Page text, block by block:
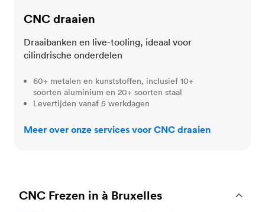
CNC draaien
Draaibanken en live-tooling, ideaal voor
cilindrische onderdelen
60+ metalen en kunststoffen, inclusief 10+
soorten aluminium en 20+ soorten staal
Levertijden vanaf 5 werkdagen
Meer over onze services voor CNC draaien
CNC Frezen in à Bruxelles